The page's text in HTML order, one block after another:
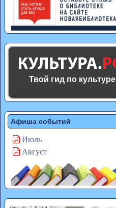
Твой гид по культуре
Афиша событий
Июль
Август